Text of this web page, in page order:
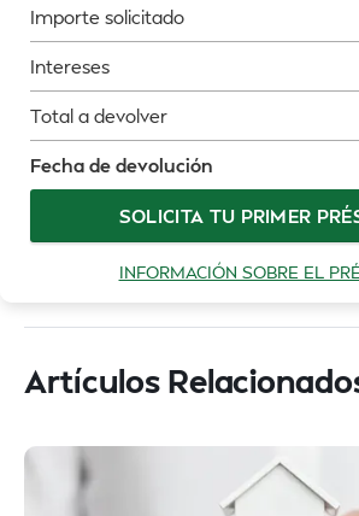
Importe solicitado
Intereses
Total a devolver
Fecha de devolución
SOLICITA TU PRIMER
INFORMACIÓN SOBRE EL
Artículos